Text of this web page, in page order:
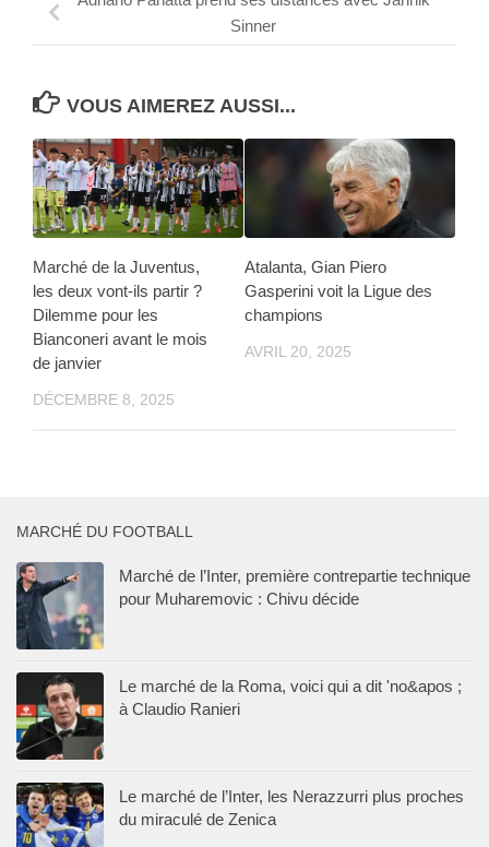
Sinner
VOUS AIMEREZ AUSSI...
Marché de la Juventus,
les deux vont-ils partir ?
Dilemme pour les
Bianconeri avant le mois
de janvier
DÉCEMBRE 8, 2025
Atalanta, Gian Piero
Gasperini voit la Ligue des
champions
AVRIL 20, 2025
MARCHÉ DU FOOTBALL
Marché de l’Inter, première contrepartie technique
pour Muharemovic : Chivu décide
Le marché de la Roma, voici qui a dit 'no&apos ;
à Claudio Ranieri
Le marché de l’Inter, les Nerazzurri plus proches
du miraculé de Zenica